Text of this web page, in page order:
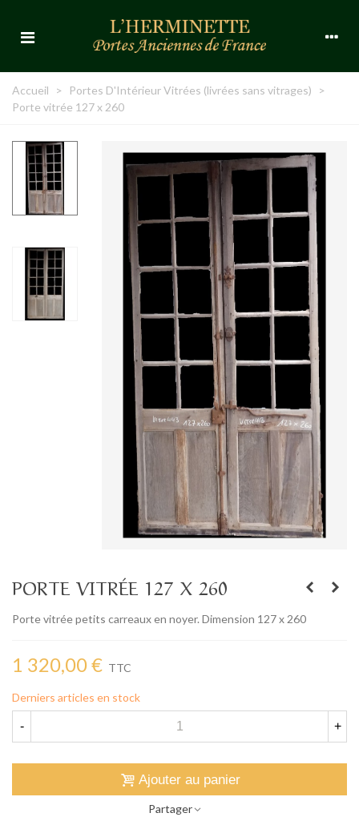
Accueil > Portes D'Intérieur Vitrées (livrées sans vitrages)
>
Porte vitrée 127 x 260
PORTE VITRÉE 127 X 260
Porte vitrée petits carreaux en noyer. Dimension 127 x 260
1 320,00 € TTC
Derniers articles en stock
- +
Ajouter au panier
Partager